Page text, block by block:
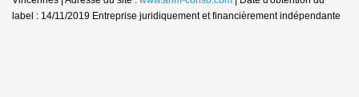
label : 14/11/2019 Entreprise juridiquement et financièrement indépendante